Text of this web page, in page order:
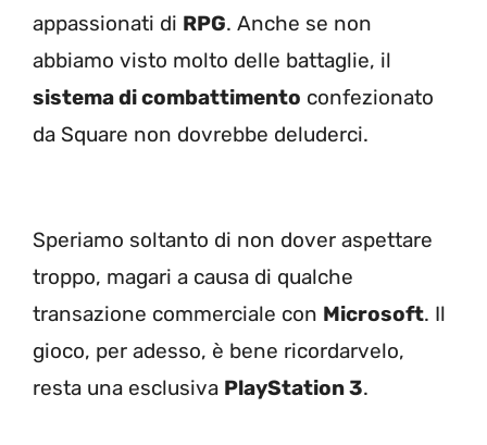
appassionati di RPG. Anche se non
abbiamo visto molto delle battaglie, il
sistema di combattimento confezionato
da Square non dovrebbe deluderci.
Speriamo soltanto di non dover aspettare
troppo, magari a causa di qualche
transazione commerciale con Microsoft. Il
gioco, per adesso, è bene ricordarvelo,
resta una esclusiva PlayStation 3.